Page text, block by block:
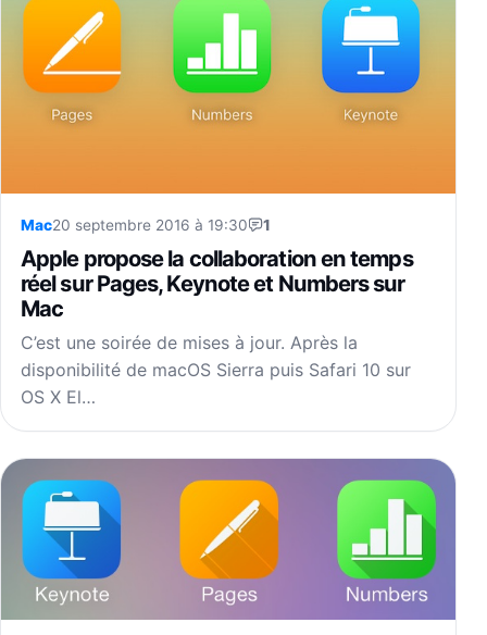
Mac20 septembre 2016 à 19:30 1
Apple propose la collaboration en temps
réel sur Pages, Keynote et Numbers sur
Mac
C’est une soirée de mises à jour. Après la
disponibilité de macOS Sierra puis Safari 10 sur
OS X El…